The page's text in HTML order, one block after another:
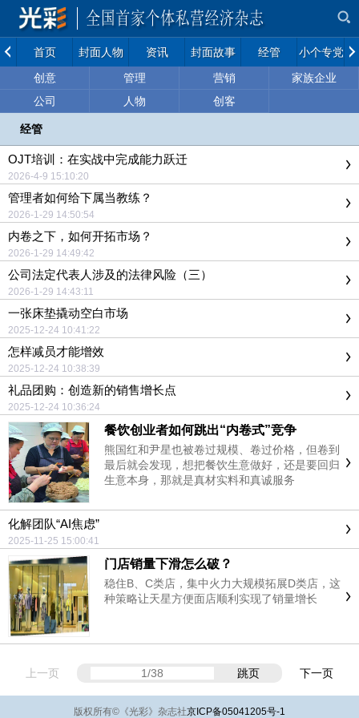
首页 封面人物 资讯 封面故事 经管
小个专党建
创意
管理 营销
家族企业
公司
人物 创客
经管
OJT培训：在实战中完成能力跃迁
2026-4-9 15:10:20
管理者如何给下属当教练？
2026-1-29 14:50:54
内卷之下，如何开拓市场？
2026-1-29 14:49:42
公司法定代表人涉及的法律风险（三）
2026-1-29 14:43:11
一张床垫撬动空白市场
2025-12-24 10:41:22
怎样减员才能增效
2025-12-24 10:38:39
礼品团购：创造新的销售增长点
2025-12-24 10:36:24
餐饮创业者如何跳出“内卷式”竞争
熊国红和尹星也被卷过规模、卷过价格，但卷到
最后就会发现，想把餐饮生意做好，还是要回归
生意本身，那就是真材实料和真诚服务
化解团队“AI焦虑”
2025-11-25 15:00:41
门店销量下滑怎么破？
稳住B、C类店，集中火力大规模拓展D类店，这
种策略让天星方便面店顺利实现了销量增长
上一页 跳页 下一页
版权所有© 《光彩》杂志社京ICP备05041205号-1